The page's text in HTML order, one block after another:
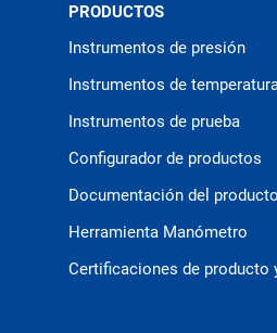
PRODUCTOS
Instrumentos de presión
Instrumentos de temperatura
Instrumentos de prueba
Configurador de productos
Documentación del producto
Herramienta Manómetro
Certificaciones de producto